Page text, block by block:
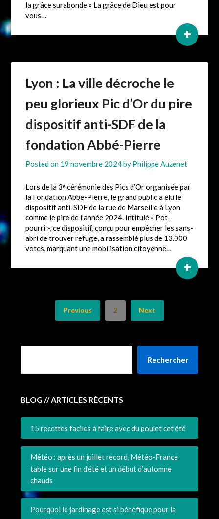
la grâce surabonde » La grâce de Dieu est pour
vous…
+
Lyon : La ville décroche le
peu glorieux Pic d’Or du pire
dispositif anti-SDF de la
fondation Abbé-Pierre
Posted on 19 novembre 2024by Philippe Auzenet
Lors de la 3ᵉ cérémonie des Pics d’Or organisée par
la Fondation Abbé-Pierre, le grand public a élu le
dispositif anti-SDF de la rue de Marseille à Lyon
comme le pire de l’année 2024. Intitulé « Pot-
pourri », ce dispositif, conçu pour empêcher les sans-
abri de trouver refuge, a rassemblé plus de 13.000
votes, marquant une mobilisation citoyenne…
+
Previous 2 Next
Rechercher
BLOG // ARTICLES RÉCENTS
15 recettes faciles à faire avec du poulet cet été
Météo : après un juillet record, Météo-France
table sur une fin d’été et un début d’automne
chauds
Pourquoi le jardinage est si bénéfique pour la